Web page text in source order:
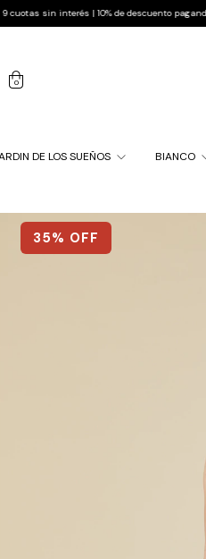
interés | 10% de descuento pagando por
0
DE LOS SUEÑOS BIANCO
35% OFF